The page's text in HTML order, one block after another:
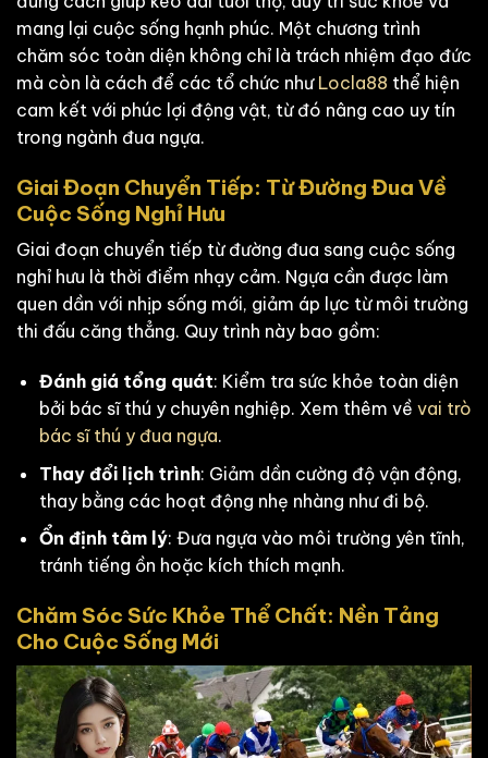
mang lại cuộc sống hạnh phúc. Một chương trình
chăm sóc toàn diện không chỉ là trách nhiệm đạo đức
mà còn là cách để các tổ chức như Locla88 thể hiện
cam kết với phúc lợi động vật, từ đó nâng cao uy tín
trong ngành đua ngựa.
Giai Đoạn Chuyển Tiếp: Từ Đường Đua Về
Cuộc Sống Nghỉ Hưu
Giai đoạn chuyển tiếp từ đường đua sang cuộc sống
nghỉ hưu là thời điểm nhạy cảm. Ngựa cần được làm
quen dần với nhịp sống mới, giảm áp lực từ môi trường
thi đấu căng thẳng. Quy trình này bao gồm:
Đánh giá tổng quát: Kiểm tra sức khỏe toàn diện
bởi bác sĩ thú y chuyên nghiệp. Xem thêm về vai trò
bác sĩ thú y đua ngựa.
Thay đổi lịch trình: Giảm dần cường độ vận động,
thay bằng các hoạt động nhẹ nhàng như đi bộ.
Ổn định tâm lý: Đưa ngựa vào môi trường yên tĩnh,
tránh tiếng ồn hoặc kích thích mạnh.
Chăm Sóc Sức Khỏe Thể Chất: Nền Tảng
Cho Cuộc Sống Mới